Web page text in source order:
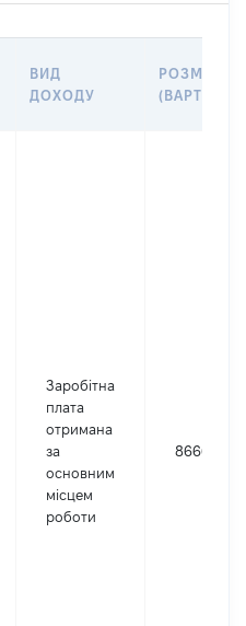
ВИД
ДОХОДУ
РОЗМІР
(ВАРТІСТЬ)
Заробітна
плата
отримана
за
основним
місцем
роботи
86660